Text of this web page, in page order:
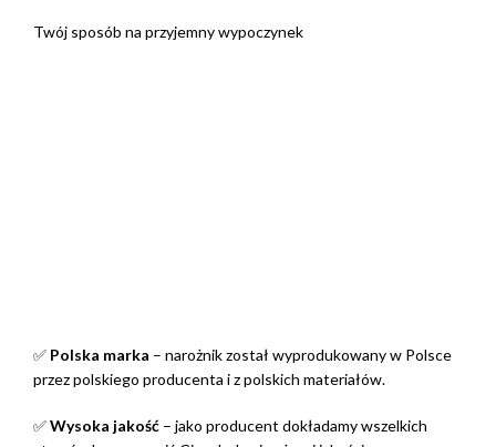
Twój sposób na przyjemny wypoczynek
✅ Polska marka – narożnik został wyprodukowany w Polsce
przez polskiego producenta i z polskich materiałów.
✅Wysoka jakość – jako producent dokładamy wszelkich